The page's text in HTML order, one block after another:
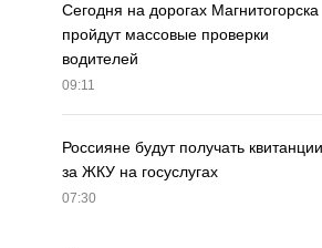
Сегодня на дорогах Магнитогорска
пройдут массовые проверки
водителей
09:11
Россияне будут получать квитанции
за ЖКУ на госуслугах
07:30